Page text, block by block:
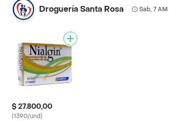
Droguería Santa Rosa Sab, 7 AM•
$ 27.800,00
(1390/und)